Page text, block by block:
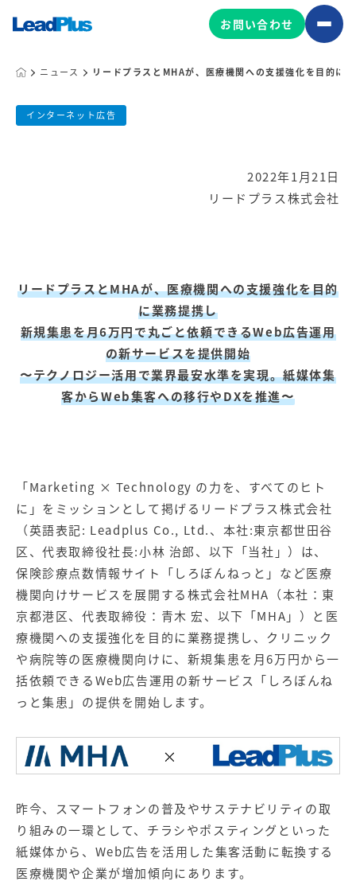
広告プロモーション
マーケティングサービスの製品
【店舗型ビジネス向け】エリ
ア
マーケティングサービス
【金融機関向け】マーケティ
ング
サービス
広告プロモーションの製品
【クリニック向け】新規集患
Web広告サービス
【歯科業界向け】新規集患
Web広告パッケージ
【塾・個別塾業界向け】新規
集客Web広告パッケージ
サイトアクセス増加パッケー
ジ
商圏ねらいうちパッケージ 求人パッケージ
Web制作の製品
WEBプラス
お問い合わせ
ニュース リードプラスとMHAが、医療機関への支援強化を目的に
リードプラスとMHAが、医療機関への
インターネット広告
2022年1月21日
リードプラス株式会社
リードプラスとMHAが、医療機関への支援強化を目的
に業務提携し
新規集患を月6万円で丸ごと依頼できるWeb広告運用
の新サービスを提供開始
〜テクノロジー活用で業界最安水準を実現。紙媒体集
客からWeb集客への移行やDXを推進〜
「Marketing × Technology の力を、すべてのヒト
に」をミッションとして掲げるリードプラス株式会社
（英語表記: Leadplus Co., Ltd.、本社:東京都世田谷
区、代表取締役社長:小林 治郎、以下「当社」）は、
保険診療点数情報サイト「しろぼんねっと」など医療
機関向けサービスを展開する株式会社MHA（本社：東
京都港区、代表取締役：青木 宏、以下「MHA」）と医
療機関への支援強化を目的に業務提携し、クリニック
や病院等の医療機関向けに、新規集患を月6万円から一
括依頼できるWeb広告運用の新サービス「しろぼんね
っと集患」の提供を開始します。
昨今、スマートフォンの普及やサステナビリティの取
り組みの一環として、チラシやポスティングといった
紙媒体から、Web広告を活用した集客活動に転換する
医療機関や企業が増加傾向にあります。